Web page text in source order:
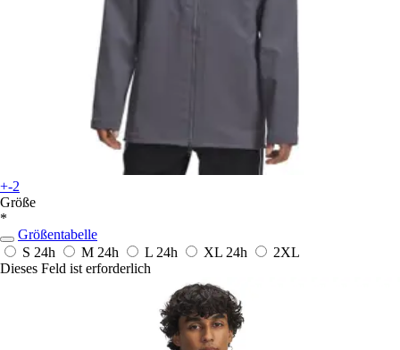
+-2
Größe
*
Größentabelle
S 24h M 24h L 24h XL 24h
2XL
Dieses Feld ist erforderlich